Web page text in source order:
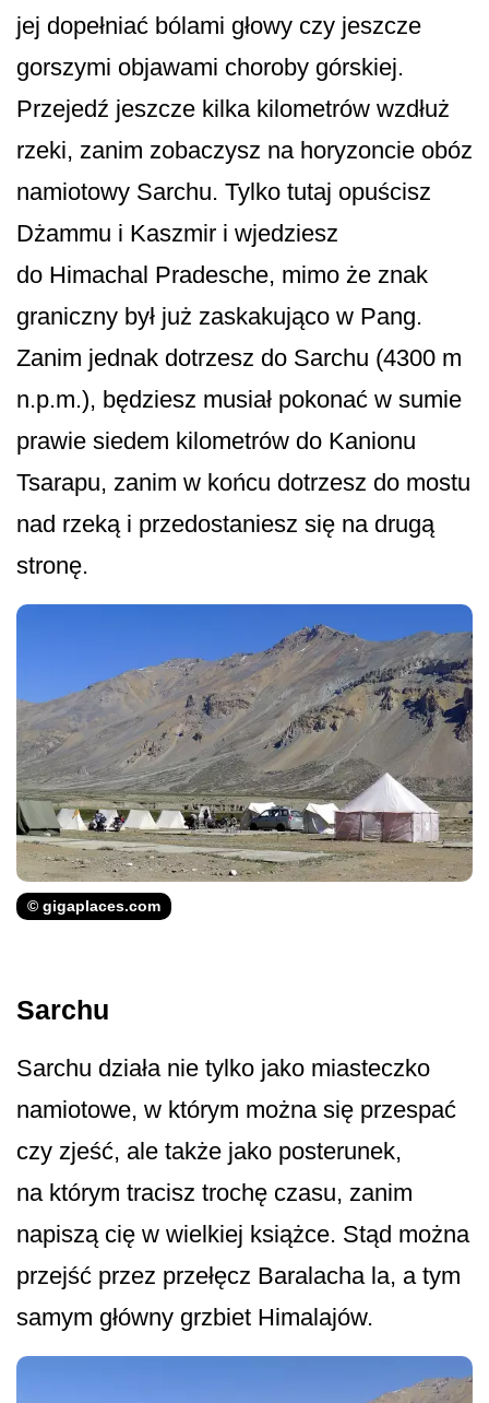
jej dopełniać bólami głowy czy jeszcze
gorszymi objawami choroby górskiej.
Przejedź jeszcze kilka kilometrów wzdłuż
rzeki, zanim zobaczysz na horyzoncie obóz
namiotowy Sarchu. Tylko tutaj opuścisz
Dżammu i Kaszmir i wjedziesz
do Himachal Pradesche, mimo że znak
graniczny był już zaskakująco w Pang.
Zanim jednak dotrzesz do Sarchu (4300 m
n.p.m.), będziesz musiał pokonać w sumie
prawie siedem kilometrów do Kanionu
Tsarapu, zanim w końcu dotrzesz do mostu
nad rzeką i przedostaniesz się na drugą
stronę.
© gigaplaces.com
Sarchu
Sarchu działa nie tylko jako miasteczko
namiotowe, w którym można się przespać
czy zjeść, ale także jako posterunek,
na którym tracisz trochę czasu, zanim
napiszą cię w wielkiej książce. Stąd można
przejść przez przełęcz Baralacha la, a tym
samym główny grzbiet Himalajów.